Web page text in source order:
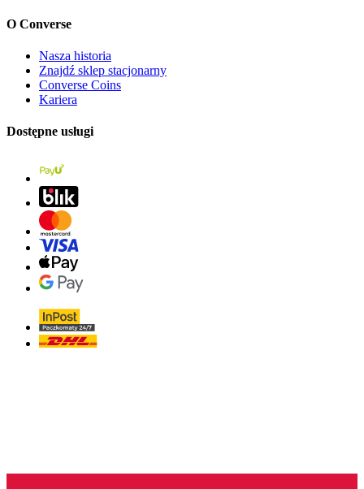
O Converse
Nasza historia
Znajdź sklep stacjonarny
Converse Coins
Kariera
Dostępne usługi